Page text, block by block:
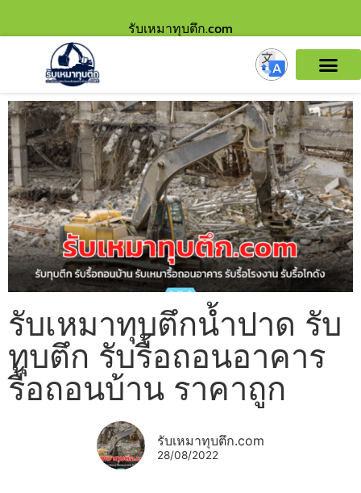
รับเหมาทุบตึก.com
รับเหมาทุบตึกน้ำปาด รับ
ทุบตึก รับรื้อถอนอาคาร
รื้อถอนบ้าน ราคาถูก
รับเหมาทุบตึก.com
28/08/2022